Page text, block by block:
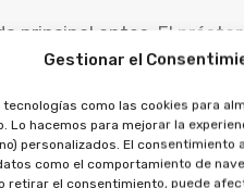
Gestionar el
tecnologías como las cookies para
Lo hacemos para mejorar la
personalizados. El
como el comportamiento de
retirar el consentimiento, puede
principal antes. El
no puede anularse por
cancele el préstamo,
las cantidades